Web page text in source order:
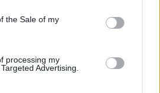
the Sale of my
processing my
Advertising.